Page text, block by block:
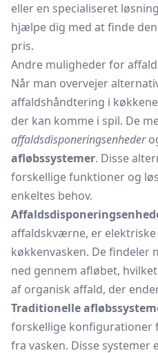
eller en specialiseret
hjælpe dig med at finde
pris.
Andre muligheder for
Når man overvejer
affaldshåndtering i
der kan komme i spil. De
affaldsdisponeringsenheder
afløbssystemer. Disse
forskellige funktioner og
enkeltes behov.
affaldskværne, er
køkkenvasken. De findeler
ned gennem afløbet,
af organisk affald, der
Traditionelle
forskellige konfigurationer
fra vasken. Disse systemer